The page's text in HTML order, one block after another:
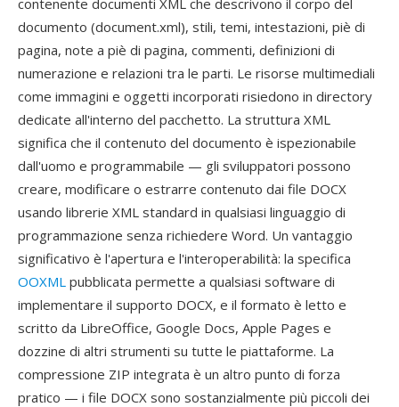
contenente documenti XML che descrivono il corpo del
documento (document.xml), stili, temi, intestazioni, piè di
pagina, note a piè di pagina, commenti, definizioni di
numerazione e relazioni tra le parti. Le risorse multimediali
come immagini e oggetti incorporati risiedono in directory
dedicate all'interno del pacchetto. La struttura XML
significa che il contenuto del documento è ispezionabile
dall'uomo e programmabile — gli sviluppatori possono
creare, modificare o estrarre contenuto dai file DOCX
usando librerie XML standard in qualsiasi linguaggio di
programmazione senza richiedere Word. Un vantaggio
significativo è l'apertura e l'interoperabilità: la specifica
OOXML pubblicata permette a qualsiasi software di
implementare il supporto DOCX, e il formato è letto e
scritto da LibreOffice, Google Docs, Apple Pages e
dozzine di altri strumenti su tutte le piattaforme. La
compressione ZIP integrata è un altro punto di forza
pratico — i file DOCX sono sostanzialmente più piccoli dei